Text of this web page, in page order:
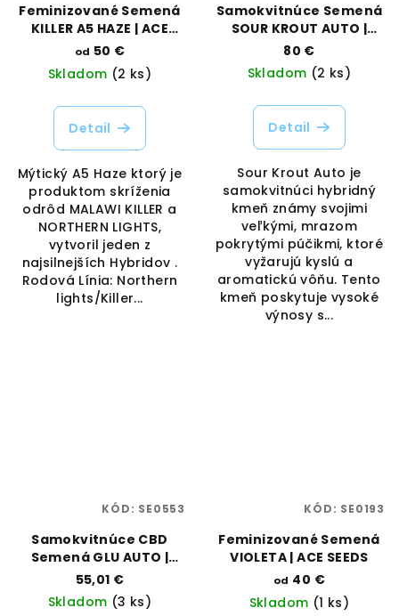
Feminizované Semená
KILLER A5 HAZE | ACE
SEEDS
od 50 €
Skladom (2 ks)
Detail
Mýtický A5 Haze ktorý je
produktom skríženia
odrôd MALAWI KILLER a
NORTHERN LIGHTS,
vytvoril jeden z
najsilnejších Hybridov .
Rodová Línia: Northern
lights/Killer...
Samokvitnúce Semená
SOUR KROUT AUTO |
TRILOGENE SEEDS
80 €
Skladom (2 ks)
Detail
Sour Krout Auto je
samokvitnúci hybridný
kmeň známy svojimi
veľkými, mrazom
pokrytými púčikmi, ktoré
vyžarujú kyslú a
aromatickú vôňu. Tento
kmeň poskytuje vysoké
výnosy s...
Samokvitnúce CBD
Semená GLU AUTO |
TRILOGENE SEEDS
55,01 €
Skladom (3 ks)
KÓD: SE0553
Feminizované Semená
VIOLETA | ACE SEEDS
od 40 €
Skladom (1 ks)
KÓD: SE0193